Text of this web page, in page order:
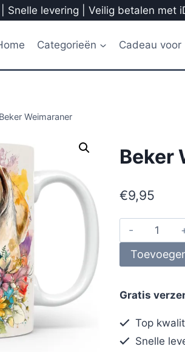
Snelle levering | Veilig betalen met
Categorieën Cadeau voor
Beker Weimaraner
Beker
€9,95
Gratis
Top
Snelle